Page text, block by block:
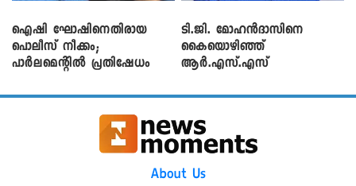
ഐഷി ഘോഷിനെതിരായ
പൊലീസ് നീക്കം;
പാര്‍ലമെന്റിൽ പ്രതിഷേധം
ടി.ജി. മോഹൻദാസിനെ
കൈയൊഴിഞ്ഞ്
ആർ.എസ്.എസ്
About Us